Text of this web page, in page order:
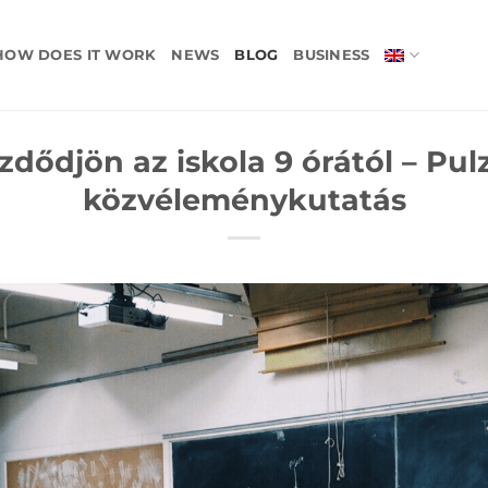
DOES IT WORK NEWS BLOG BUSINESS
az iskola 9 órától –
közvéleménykutatás